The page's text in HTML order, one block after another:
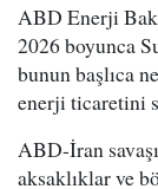
ABD Enerji
2026 boyunca
bunun başlıca
enerji ticaretini
ABD-İran
aksaklıklar ve